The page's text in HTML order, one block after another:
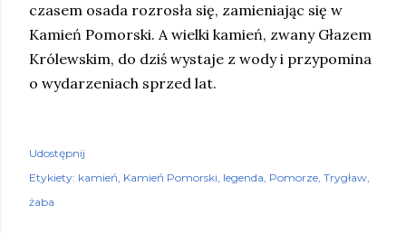
czasem osada rozrosła się, zamieniając się w
Kamień Pomorski. A wielki kamień, zwany Głazem
Królewskim, do dziś wystaje z wody i przypomina
o wydarzeniach sprzed lat.
Udostępnij
Etykiety: kamień Kamień Pomorski legenda Pomorze Trygław
żaba